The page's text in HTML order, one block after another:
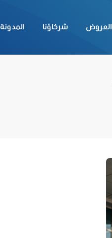
العروض شركاؤنا المدونة